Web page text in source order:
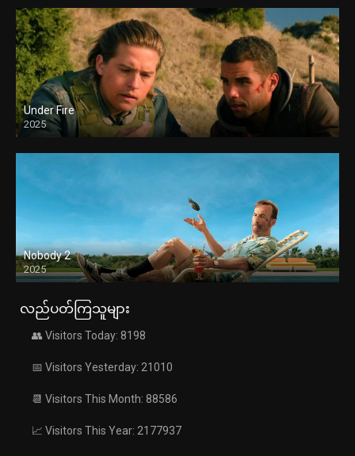
Under Fire
2025
Nobody 2
2025
လည်ပတ်ကြသူများ
👥 Visitors Today: 8198
📅 Visitors Yesterday: 21010
📆 Visitors This Month: 88586
📈 Visitors This Year: 2177937